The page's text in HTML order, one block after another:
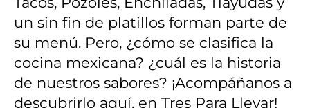
un sin fin de platillos forman parte de
su menú. Pero, ¿cómo se clasifica la
cocina mexicana? ¿cuál es la historia
de nuestros sabores? ¡Acompáñanos a
descubrirlo aquí, en Tres Para Llevar!